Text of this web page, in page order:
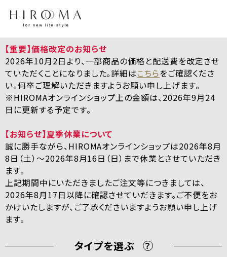
【重要】価格改定のお知らせ
2026年10月2日より、一部商品の価格と配送費を改定させ
ていただくことになりました。詳細はこちらをご確認くださ
い。何卒ご理解いただきますようお願い申し上げます。
※HIROMAオンラインショップ上の金額は、2026年9月24
日に更新する予定です。
【お知らせ】夏季休業について
誠に勝手ながら、HIROMAオンラインショップは2026年8月
8日（土）～2026年8月16日（日）まで休業とさせていただき
ます。
上記期間中にいただきましたご注文等につきましては、
2026年8月17日以降に確認させていだきます。ご不便をお
かけいたしますが、ご了承くださいますようお願い申し上げ
ます。
タイプを選ぶ ？